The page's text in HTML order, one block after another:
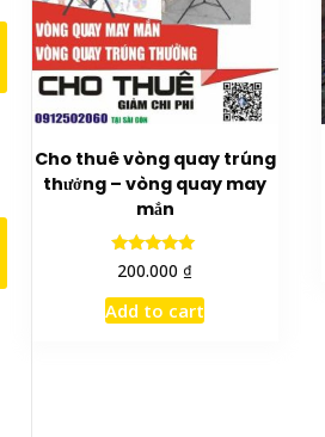
Cho thuê vòng quay trúng
thưởng – vòng quay may
mắn
Rated
5.00
out of 5
200.000 ₫
Add to cart